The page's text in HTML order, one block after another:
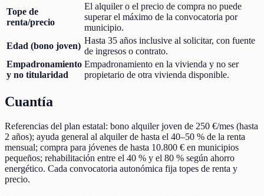
Tope de
renta/precio
El alquiler o el precio de compra no puede
superar el máximo de la convocatoria por
municipio.
Edad (bono joven)
Hasta 35 años inclusive al solicitar, con fuente
de ingresos o contrato.
Empadronamiento
y no titularidad
Empadronamiento en la vivienda y no ser
propietario de otra vivienda disponible.
Cuantía
Referencias del plan estatal: bono alquiler joven de 250 €/mes (hasta
2 años); ayuda general al alquiler de hasta el 40–50 % de la renta
mensual; compra para jóvenes de hasta 10.800 € en municipios
pequeños; rehabilitación entre el 40 % y el 80 % según ahorro
energético. Cada convocatoria autonómica fija topes de renta y
precio.